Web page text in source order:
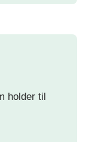
holder til